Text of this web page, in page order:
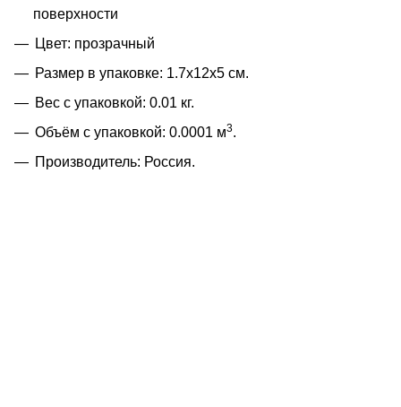
поверхности
Цвет: прозрачный
Размер в упаковке: 1.7x12x5 см.
Вес с упаковкой: 0.01 кг.
Объём с упаковкой: 0.0001 м3.
Производитель: Россия.